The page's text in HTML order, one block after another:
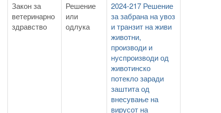
Закон за
ветеринарно
здравство
Решение
или
одлука
2024-217 Решение
за забрана на увоз
и транзит на живи
животни,
производи и
нуспроизводи од
животинско
потекло заради
заштита од
внесување на
вирусот на